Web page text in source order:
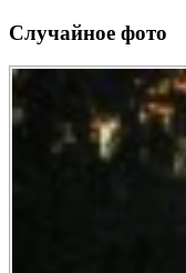
Случайное фото